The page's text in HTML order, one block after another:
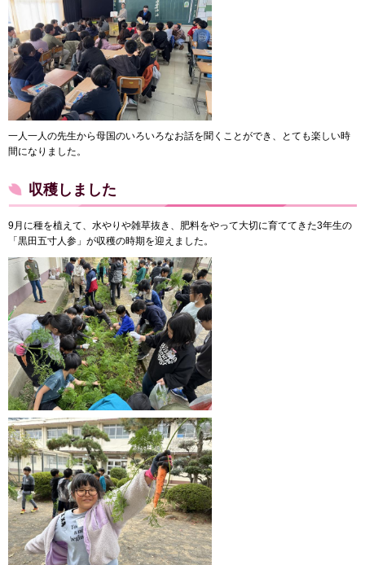
一人一人の先生から母国のいろいろなお話を聞くことができ、とても楽しい時
間になりました。
収穫しました
9月に種を植えて、水やりや雑草抜き、肥料をやって大切に育ててきた3年生の
「黒田五寸人参」が収穫の時期を迎えました。